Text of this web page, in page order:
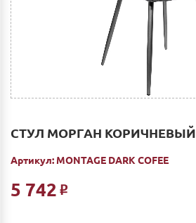
СТУЛ МОРГАН КОРИЧНЕВЫЙ
Артикул: MONTAGE DARK COFEE
5 742 Р